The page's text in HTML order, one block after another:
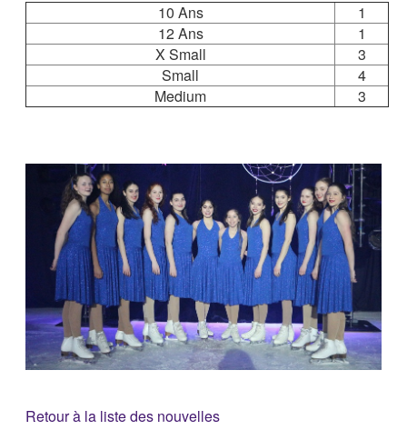
10 Ans
1
12 Ans
1
X Small
3
Small
4
Medium
3
Retour à la liste des nouvelles